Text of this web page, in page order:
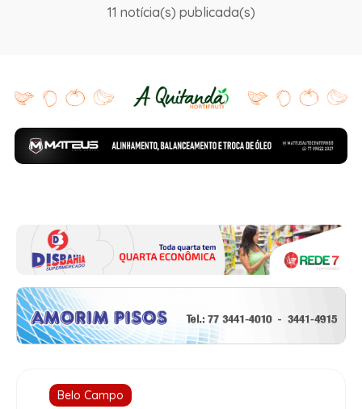
11 notícia(s) publicada(s)
Belo Campo